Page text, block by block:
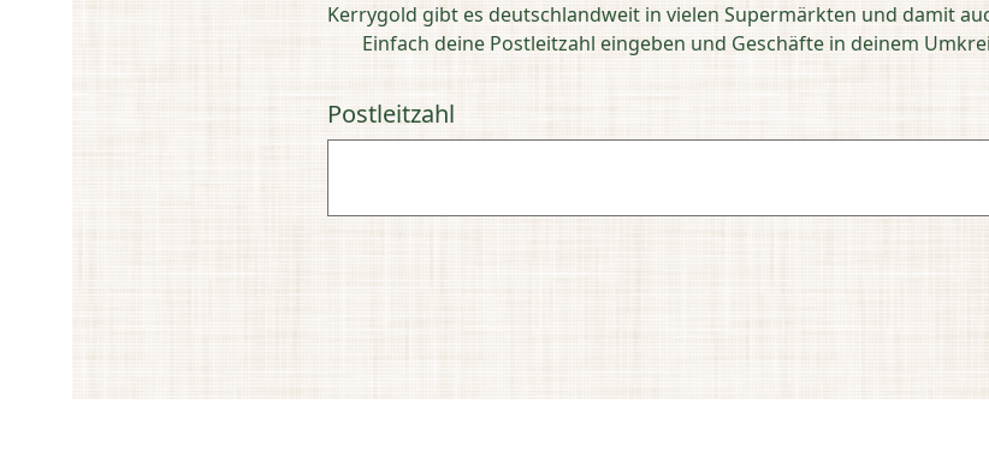
Kerrygold gibt es deutschlandweit in vielen Supermärkten und damit
Einfach deine Postleitzahl eingeben und Geschäfte in deinem
Postleitzahl